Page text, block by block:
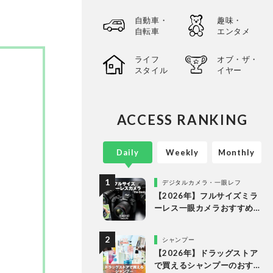
々
自動車・
自転車
趣味・
エンタメ
ライフ
スタイル
オブ・ザ・
イヤー
ACCESS RANKING
Daily
デジタルカメラ・一眼レフ
【2026年】フルサイズミラ
ーレス一眼カメラおすすめ
シャンプー
【2026年】ドラッグストア
で買えるシャンプーのおす
Weekly Monthly